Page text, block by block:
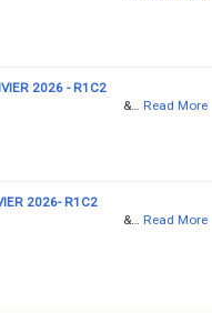
2026 - R1C2
Read More
2026- R1C2
Read More